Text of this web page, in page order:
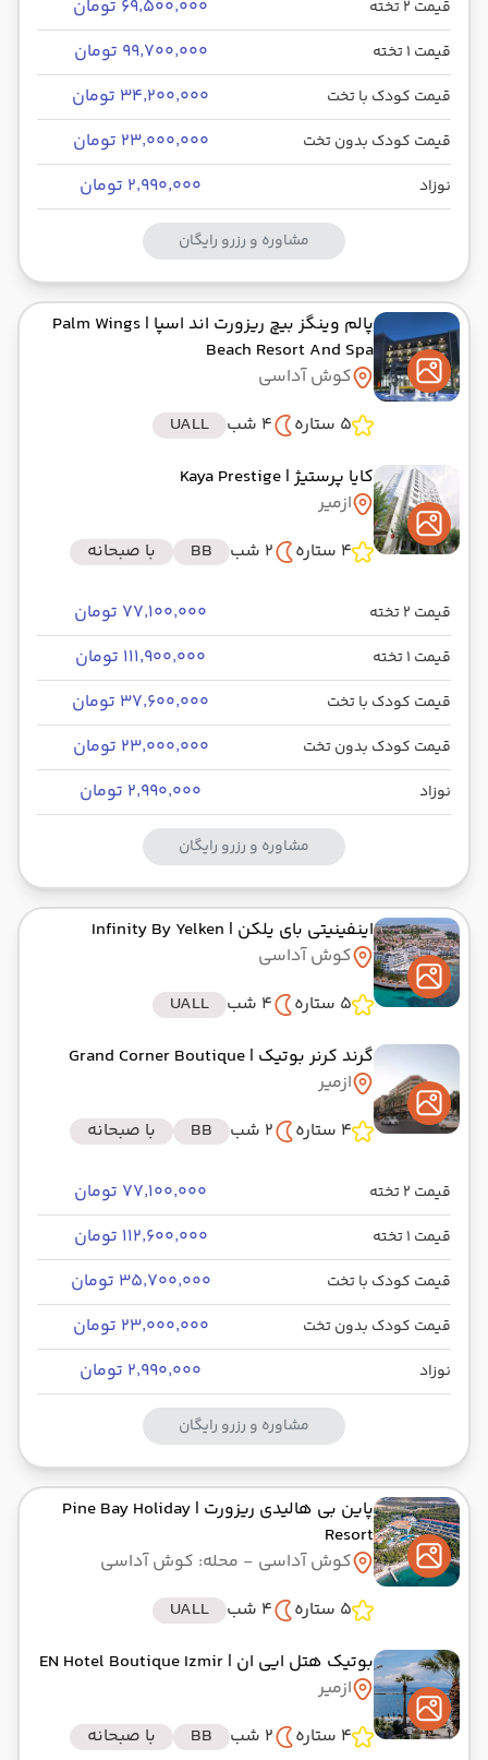
قیمت 2 تخته ۶۹٬۵۰۰٬۰۰۰ تومان
قیمت 1 تخته ۹۹٬۷۰۰٬۰۰۰ تومان
قیمت کودک با تخت ۳۴٬۲۰۰٬۰۰۰ تومان
قیمت کودک بدون تخت ۲۳٬۰۰۰٬۰۰۰ تومان
نوزاد ۲٬۹۹۰٬۰۰۰ تومان
مشاوره و رزرو رایگان
پالم وینگز بیچ ریزورت اند اسپا | Palm Wings
Beach Resort And Spa
کوش آداسی
5 ستاره
4 شب
UALL
کایا پرستیژ| Kaya Prestige
ازمیر
4 ستاره
2 شب BB با صبحانه
قیمت 2 تخته ۷۷٬۱۰۰٬۰۰۰ تومان
قیمت 1 تخته ۱۱۱٬۹۰۰٬۰۰۰ تومان
قیمت کودک با تخت ۳۷٬۶۰۰٬۰۰۰ تومان
قیمت کودک بدون تخت ۲۳٬۰۰۰٬۰۰۰ تومان
نوزاد ۲٬۹۹۰٬۰۰۰ تومان
مشاوره و رزرو رایگان
اینفینیتی بای یلکن | Infinity By Yelken
کوش آداسی
5 ستاره
4 شب
UALL
گرند کرنر بوتیک | Grand Corner Boutique
ازمیر
4 ستاره
2 شب BB با صبحانه
قیمت 2 تخته ۷۷٬۱۰۰٬۰۰۰ تومان
قیمت 1 تخته ۱۱۲٬۶۰۰٬۰۰۰ تومان
قیمت کودک با تخت ۳۵٬۷۰۰٬۰۰۰ تومان
قیمت کودک بدون تخت ۲۳٬۰۰۰٬۰۰۰ تومان
نوزاد ۲٬۹۹۰٬۰۰۰ تومان
مشاوره و رزرو رایگان
پاین بی هالیدی ریزورت | Pine Bay Holiday
Resort
کوش آداسی - محله: کوش آداسی
5 ستاره
4 شب
UALL
بوتیک هتل ایی ان | EN Hotel Boutique Izmir
ازمیر
4 ستاره
2 شب BB با صبحانه